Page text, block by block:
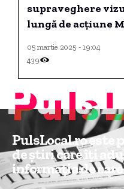
supraveghere
lungă de acțiune
05 martie 2025 - 19:04
439
PulsLocal.ro este
de știri care îți
informația de